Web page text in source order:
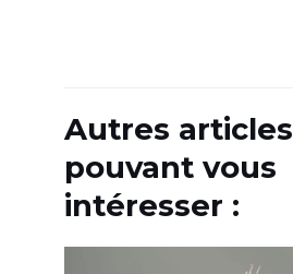
Autres articles
pouvant vous
intéresser :